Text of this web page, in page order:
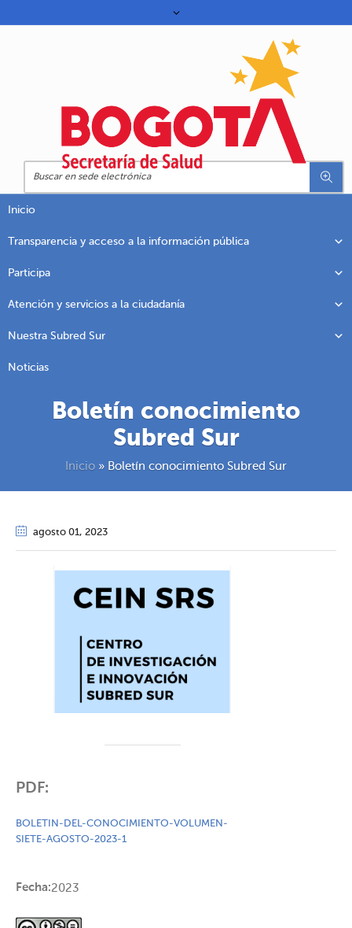
Inicio
Transparencia y acceso a la información pública
Participa
Atención y servicios a la ciudadanía
Nuestra Subred Sur
Noticias
Boletín conocimiento
Subred Sur
Inicio » Boletín conocimiento Subred Sur
agosto 01, 2023
PDF:
BOLETIN-DEL-CONOCIMIENTO-VOLUMEN-
SIETE-AGOSTO-2023-1
Fecha:2023